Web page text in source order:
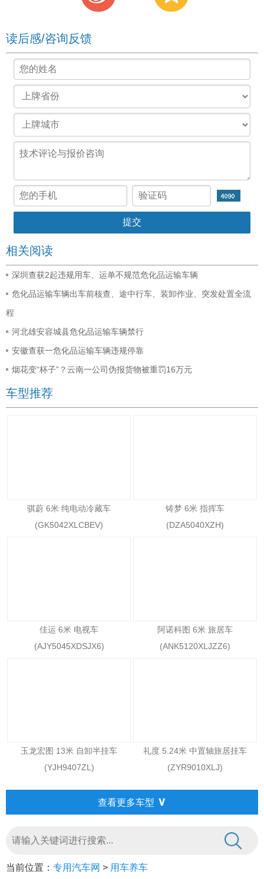
读后感/咨询反馈
相关阅读
深圳查获2起违规用车、运单不规范危化品运输车辆
危化品运输车辆出车前核查、途中行车、装卸作业、突发处置全流
程
河北雄安容城县危化品运输车辆禁行
安徽查获一危化品运输车辆违规停靠
烟花变“杯子”？云南一公司伪报货物被重罚16万元
车型推荐
骐蔚 6米 纯电动冷藏车
(GK5042XLCBEV)
铸梦 6米 指挥车
(DZA5040XZH)
佳运 6米 电视车
(AJY5045XDSJX6)
阿诺科图 6米 旅居车
(ANK5120XLJZZ6)
玉龙宏图 13米 自卸半挂车
(YJH9407ZL)
礼度 5.24米 中置轴旅居挂车
(ZYR9010XLJ)
查看更多车型 ∨
当前位置： 专用汽车网 > 用车养车